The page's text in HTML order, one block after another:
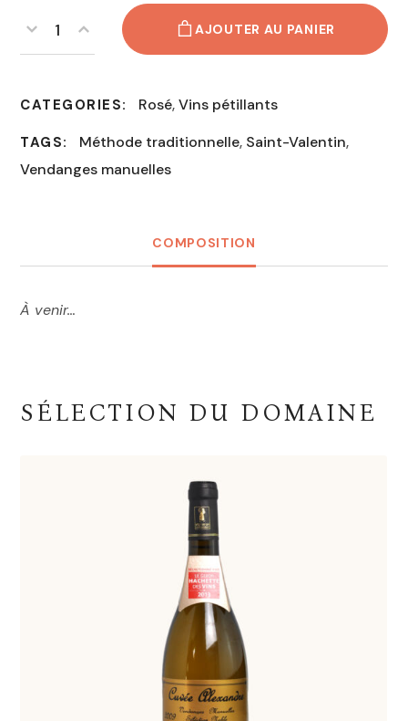
AJOUTER AU PANIER
CATEGORIES: Rosé,Vins pétillants
TAGS: Méthode traditionnelle, Saint-Valentin,
Vendanges manuelles
COMPOSITION
À venir…
SÉLECTION DU DOMAINE